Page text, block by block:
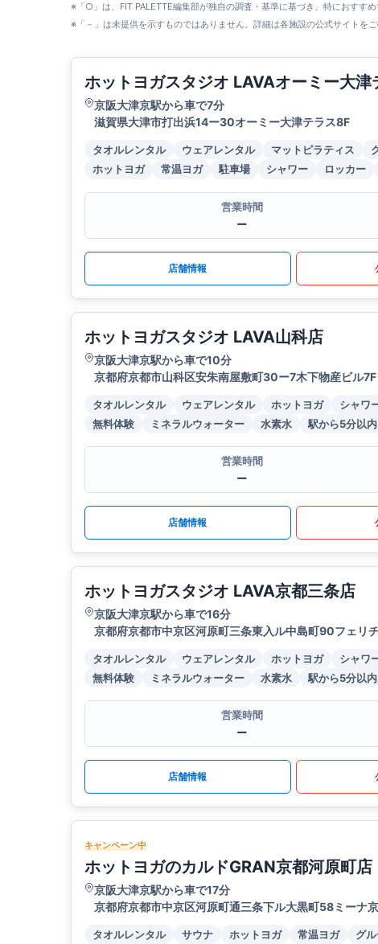
※「○」は、FIT PALETTE編集部が独自の調査・基準に基づき、特におすすめ
※「－」は未提供を示すものではありません。詳細は各施設の公式サイトをご
ホットヨガスタジオ LAVAオーミー大津
京阪大津京駅から車で7分
滋賀県大津市打出浜14ー30オーミー大津テラス8F
タオルレンタル ウェアレンタル マットピラティス
ホットヨガ
常温ヨガ 駐車場 シャワー ロッカー
営業時間
ー
店舗情報
ホットヨガスタジオ LAVA山科店
京阪大津京駅から車で10分
京都府京都市山科区安朱南屋敷町30ー7木下物産ビル7F
タオルレンタル ウェアレンタル ホットヨガ シャワ
無料体験
ミネラルウォーター 水素水 駅から5分以内
営業時間
ー
店舗情報
ホットヨガスタジオ LAVA京都三条店
京阪大津京駅から車で16分
京都府京都市中京区河原町三条東入ル中島町90フェリ
タオルレンタル ウェアレンタル ホットヨガ シャワ
無料体験
ミネラルウォーター 水素水 駅から5分以内
営業時間
ー
店舗情報
キャンペーン中
ホットヨガのカルドGRAN京都河原町店
京阪大津京駅から車で17分
京都府京都市中京区河原町通三条下ル大黒町58ミーナ
タオルレンタル サウナ ホットヨガ 常温ヨガ グ